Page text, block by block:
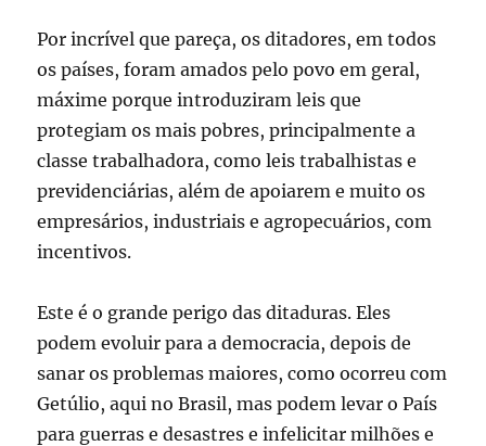
Por incrível que pareça, os ditadores, em todos
os países, foram amados pelo povo em geral,
máxime porque introduziram leis que
protegiam os mais pobres, principalmente a
classe trabalhadora, como leis trabalhistas e
previdenciárias, além de apoiarem e muito os
empresários, industriais e agropecuários, com
incentivos.
Este é o grande perigo das ditaduras. Eles
podem evoluir para a democracia, depois de
sanar os problemas maiores, como ocorreu com
Getúlio, aqui no Brasil, mas podem levar o País
para guerras e desastres e infelicitar milhões e